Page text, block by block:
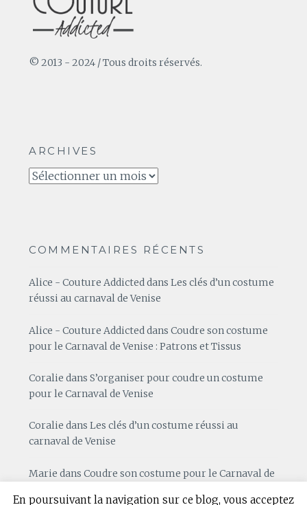
© 2013 - 2024 / Tous droits réservés.
ARCHIVES
Archives
COMMENTAIRES RÉCENTS
Alice - Couture AddicteddansLes clés d’un costume
réussi au carnaval de Venise
Alice - Couture Addicted dansCoudre son costume
pour le Carnaval de Venise : Patrons et Tissus
Coralie dansS’organiser pour coudre un costume
pour le Carnaval de Venise
Coralie dansLes clés d’un costume réussi au
carnaval de Venise
Marie dansCoudre son costume pour le Carnaval de
En poursuivant la navigation sur ce blog, vous acceptez